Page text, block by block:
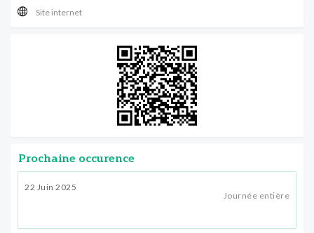
Site internet
Prochaine occurence
22 Juin 2025
Journée entière